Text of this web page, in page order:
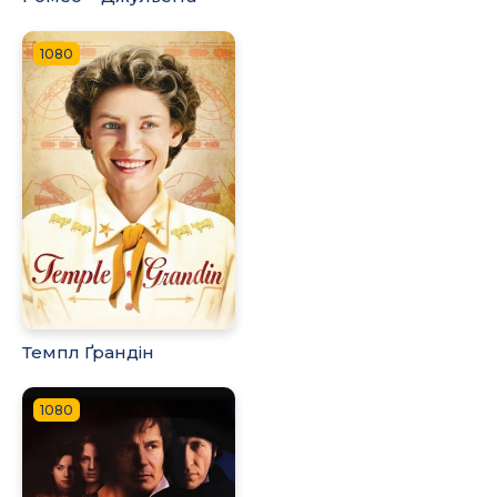
1080
Темпл Ґрандін
1080